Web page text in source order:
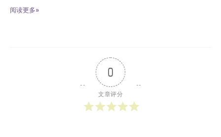
阅读更多»
0
文章评分